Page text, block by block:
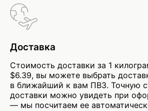
Доставка
Стоимость доставки за 1
$6.39, вы можете выбрать
в ближайший к вам ПВЗ. Точную
доставки можно увидеть при
— мы посчитаем ее